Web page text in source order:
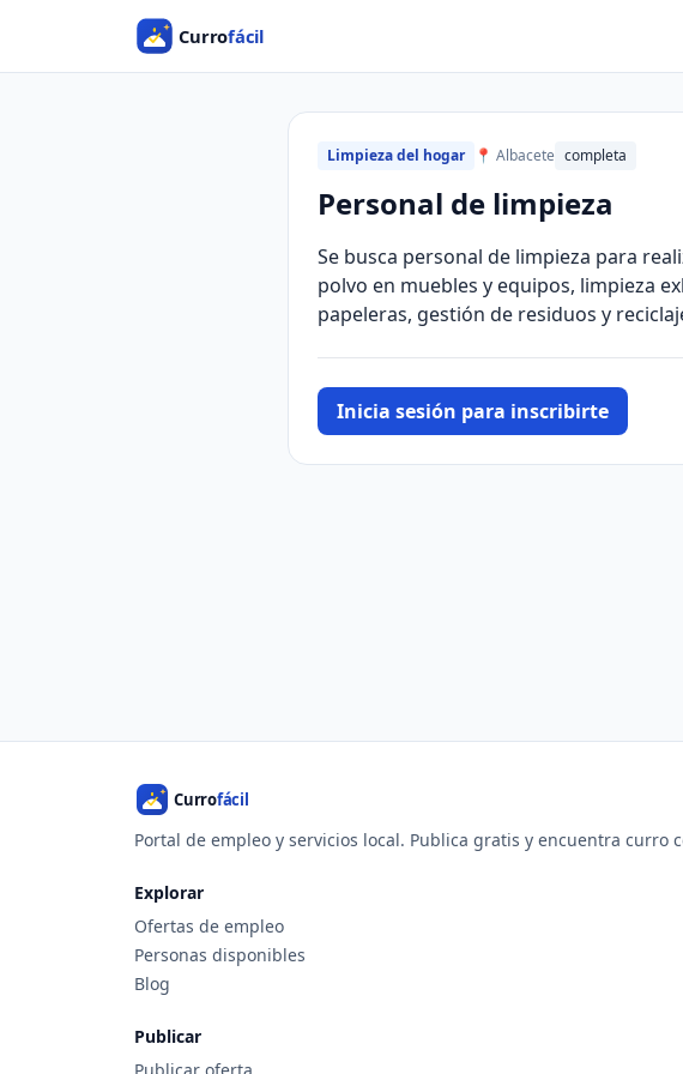
Limpieza del hogar 📍 Albacete completa
Personal de limpieza
Se busca personal de limpieza para
polvo en muebles y equipos, limpieza
papeleras, gestión de residuos y
Inicia sesión para inscribirte
Portal de empleo y servicios local. Publica gratis y encuentra curro
Explorar
Ofertas de empleo
Personas disponibles
Blog
Publicar